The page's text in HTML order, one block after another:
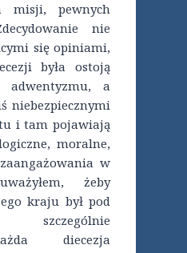
misji, pewnych
nie
się opiniami,
była ostoją
adwentyzmu, a
niebezpiecznymi
i tam pojawiają
moralne,
w
żeby
kraju był pod
diecezja